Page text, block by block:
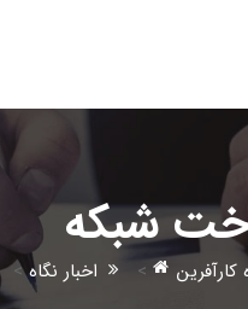
شبکه
> اخبار نگاه>